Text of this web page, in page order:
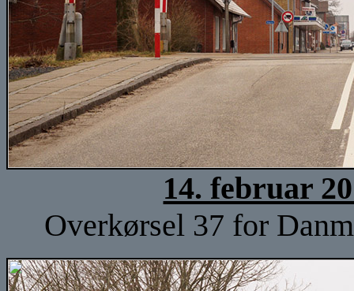
14. februar
Overkørsel 37 for